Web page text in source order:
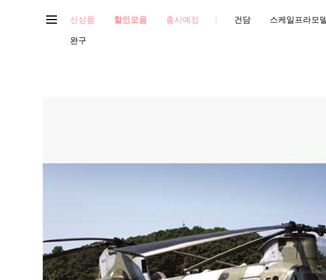
신상품 할인모음 출시예정 건담 스케일프라모델
완구